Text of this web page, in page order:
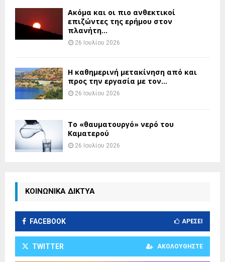
Ακόμα και οι πιο ανθεκτικοί
επιζώντες της ερήμου στον
πλανήτη...
26 Ιουλίου 2026
H καθημερινή μετακίνηση από και
προς την εργασία με τον...
26 Ιουλίου 2026
Το «θαυματουργό» νερό του
Καματερού
26 Ιουλίου 2026
ΚΟΙΝΩΝΙΚΑ ΔΙΚΤΥΑ
FACEBOOK ΑΡΈΣΕΙ
TWITTER ΑΚΟΛΟΥΘΉΣΤΕ